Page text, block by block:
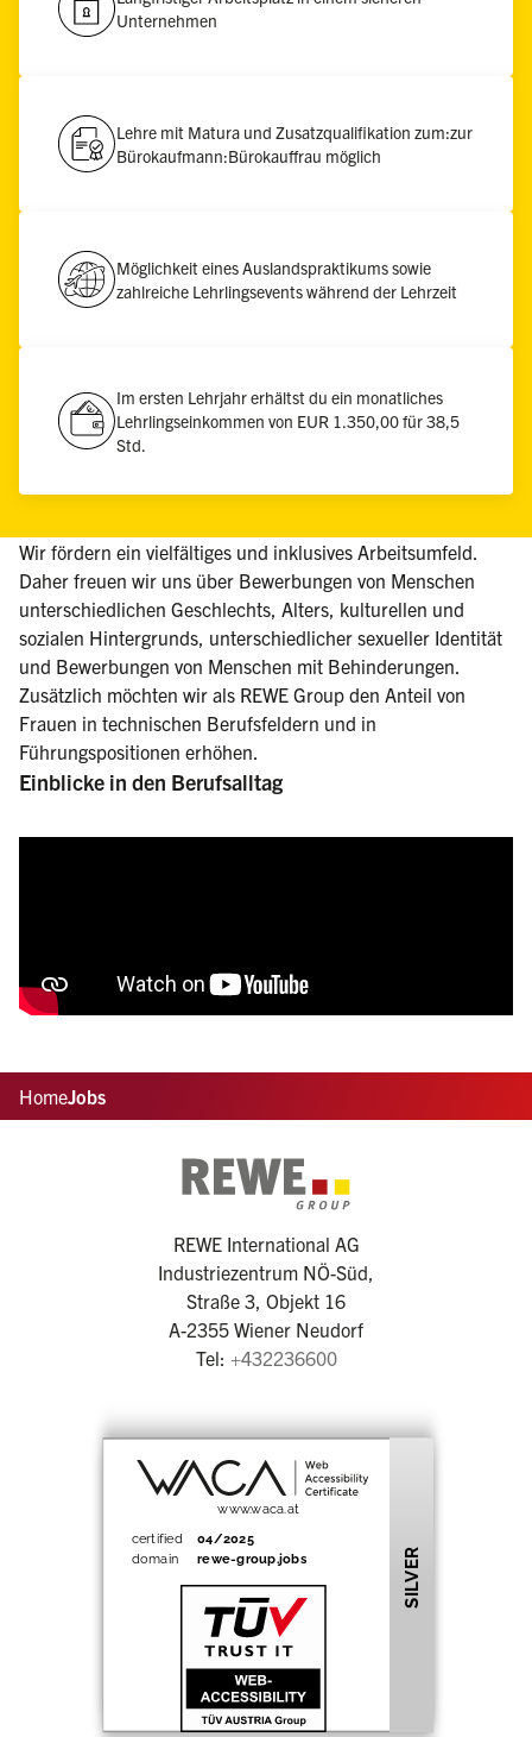
Unternehmen
Lehre mit Matura und Zusatzqualifikation zum:zur
Bürokaufmann:Bürokauffrau möglich
Möglichkeit eines Auslandspraktikums sowie
zahlreiche Lehrlingsevents während der Lehrzeit
Im ersten Lehrjahr erhältst du ein monatliches
Lehrlingseinkommen von EUR 1.350,00 für 38,5
Std.
Wir fördern ein vielfältiges und inklusives Arbeitsumfeld.
Daher freuen wir uns über Bewerbungen von Menschen
unterschiedlichen Geschlechts, Alters, kulturellen und
sozialen Hintergrunds, unterschiedlicher sexueller Identität
und Bewerbungen von Menschen mit Behinderungen.
Zusätzlich möchten wir als REWE Group den Anteil von
Frauen in technischen Berufsfeldern und in
Führungspositionen erhöhen.
Einblicke in den Berufsalltag
HomeJobs
REWE International AG
Industriezentrum NÖ-Süd,
Straße 3, Objekt 16
A-2355 Wiener Neudorf
Tel: +432236600